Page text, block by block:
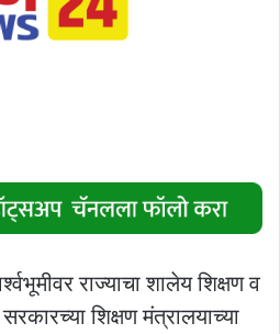
राज्याचा शालेय शिक्षण व
शिक्षण मंत्रालयाच्या